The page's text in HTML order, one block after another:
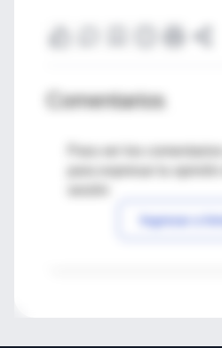
Comentarios
Para ver los
Ingresar a